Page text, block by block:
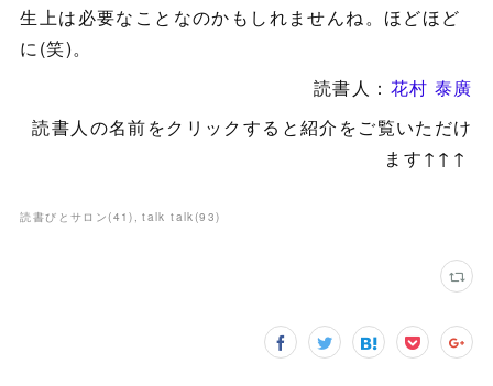
生上は必要なことなのかもしれませんね。ほどほど
に(笑)。
読書人： 花村 泰廣
読書人の名前をクリックすると紹介をご覧いただけ
ます↑↑↑
読書びとサロン(41) talk talk(93)